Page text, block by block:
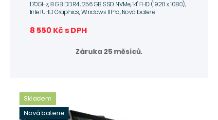
1.70GHz, 8 GB DDR4, 256 GB SSD NVMe, 14" FHD (1920 x 1080),
Intel UHD Graphics, Windows 11 Pro, Nová baterie
8 550 Kč s DPH
Záruka 25 měsíců.
Skladem
Nová baterie